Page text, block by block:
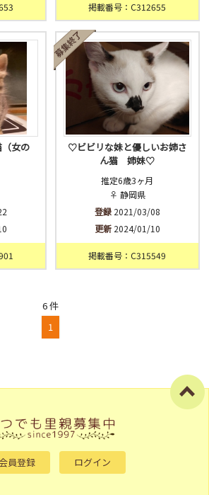
掲載番号：C312655
女の
♡ビビリな妹と優しいお姉さ
ん猫 姉妹♡
推定6歳3ヶ月
♀ 静岡県
登録2021/03/08
更新2024/01/10
掲載番号：C315549
6 件
1
員登録 ログイン